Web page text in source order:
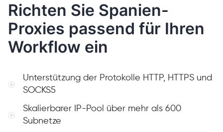
Richten Sie Spanien-
Proxies passend für Ihren
Workflow ein
Unterstützung der Protokolle HTTP, HTTPS und
SOCKS5
Skalierbarer IP-Pool über mehr als 600
Subnetze